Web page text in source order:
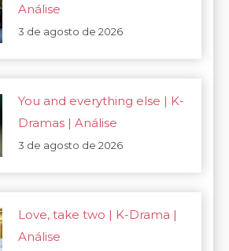
Análise
3 de agosto de 2026
You and everything else | K-
Dramas | Análise
3 de agosto de 2026
Love, take two | K-Drama |
Análise